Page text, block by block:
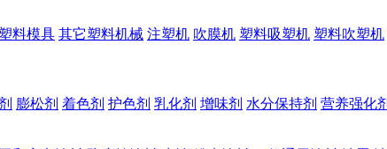
塑料模具 其它塑料机械 注塑机 吹膜机 塑料吸塑机 塑料吹塑机
膨松剂 着色剂 护色剂 乳化剂 增味剂 水分保持剂 营养强化剂